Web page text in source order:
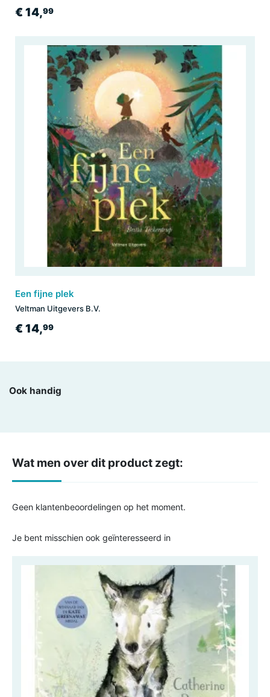
€ 14,99
Een fijne plek
Veltman Uitgevers B.V.
€ 14,99
Ook handig
Wat men over dit product zegt:
Geen klantenbeoordelingen op het moment.
Je bent misschien ook geïnteresseerd in